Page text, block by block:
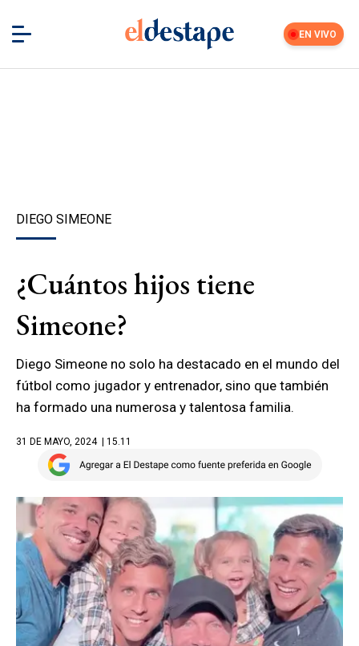
EN VIVO
DIEGO SIMEONE
¿Cuántos hijos tiene
Simeone?
Diego Simeone no solo ha destacado en el mundo del
fútbol como jugador y entrenador, sino que también
ha formado una numerosa y talentosa familia.
31 DE MAYO, 2024 | 15.11